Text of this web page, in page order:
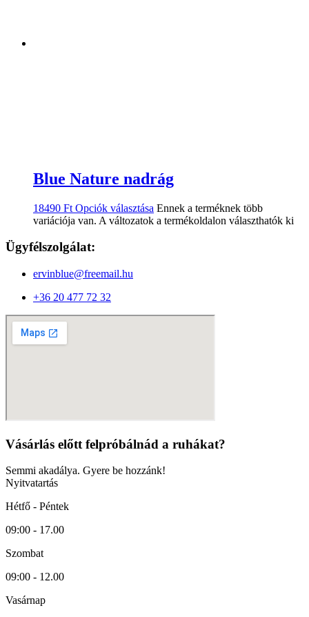
Blue Nature nadrág
18490 Ft Opciók választása Ennek a terméknek több
variációja van. A változatok a termékoldalon választhatók ki
Ügyfélszolgálat:
ervinblue@freemail.hu
+36 20 477 72 32
Vásárlás előtt felpróbálnád a ruhákat?
Semmi akadálya. Gyere be hozzánk!
Nyitvatartás
Hétfő - Péntek
09:00 - 17.00
Szombat
09:00 - 12.00
Vasárnap